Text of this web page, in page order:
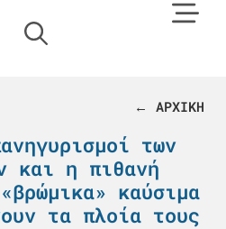
← ΑΡΧΙΚΗ
των
και η πιθανή
καύσιμα
τα πλοία τους